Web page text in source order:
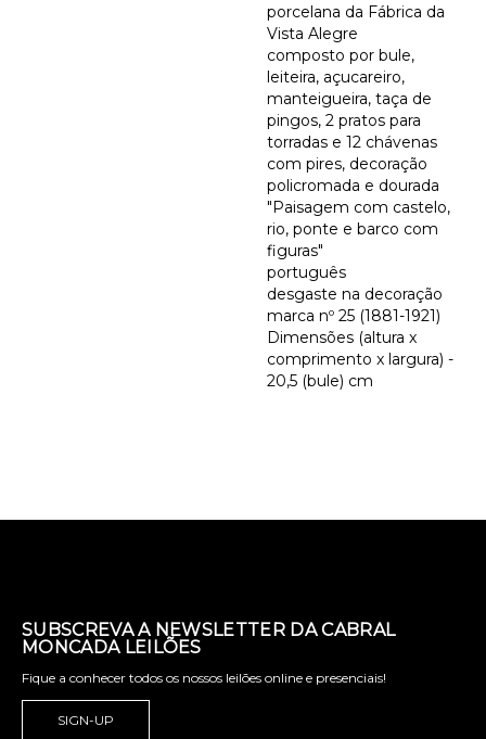
porcelana da Fábrica da
Vista Alegre
composto por bule,
leiteira, açucareiro,
manteigueira, taça de
pingos, 2 pratos para
torradas e 12 chávenas
com pires, decoração
policromada e dourada
"Paisagem com castelo,
rio, ponte e barco com
figuras"
português
desgaste na decoração
marca nº 25 (1881-1921)
Dimensões (altura x
comprimento x largura) -
20,5 (bule) cm
SUBSCREVA A NEWSLETTER DA CABRAL
MONCADA LEILÕES
Fique a conhecer todos os nossos leilões online e presenciais!
SIGN-UP